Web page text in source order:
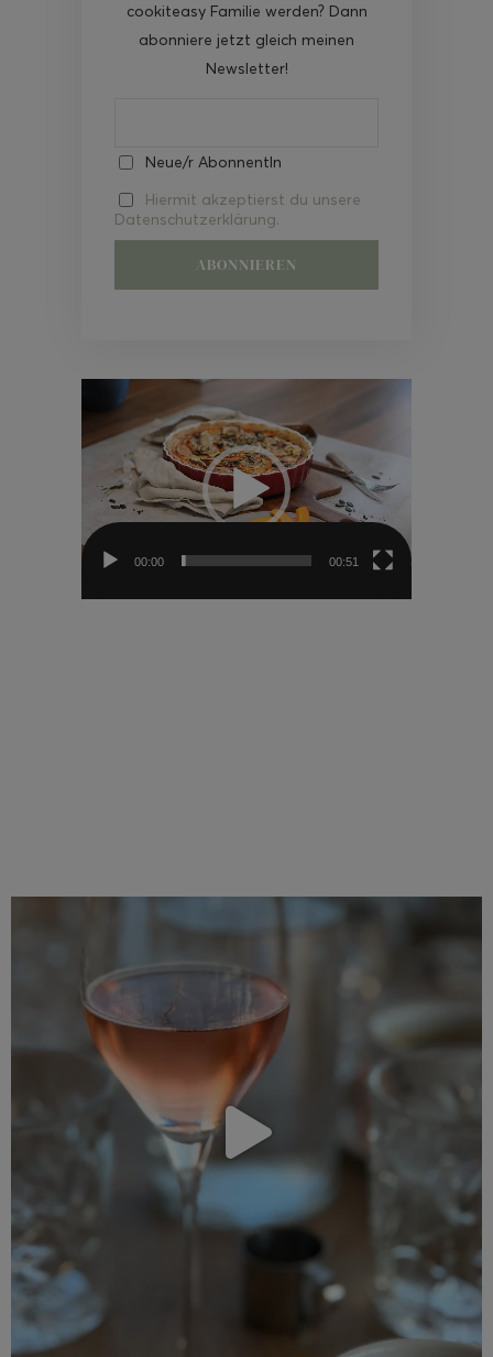
cookiteasy Familie werden? Dann
abonniere jetzt gleich meinen
Newsletter!
Neue/r AbonnentIn
Hiermit akzeptierst du unsere
Datenschutzerklärung.
Video-
00:00 00:51